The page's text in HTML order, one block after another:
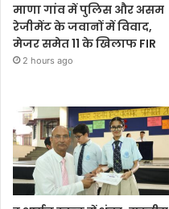
माणा गांव में पुलिस और असम
रेजीमेंट के जवानों में विवाद,
मेजर समेत 11 के खिलाफ FIR
2 hours ago